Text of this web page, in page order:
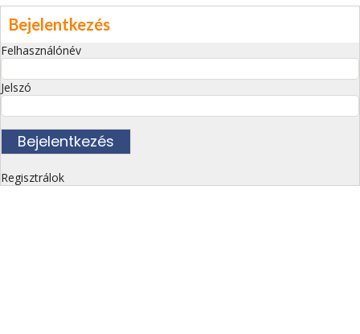
Bejelentkezés
Felhasználónév
Jelszó
Regisztrálok